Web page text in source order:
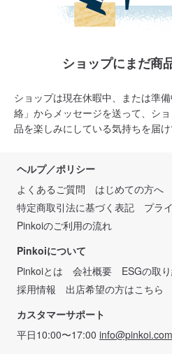
ショップにまだ商
ショップは現在休暇中、または準
絡」からメッセージを送って、シ
品を楽しみにしている気持ちを届
ヘルプ／ポリシー
よくあるご質問
はじめての方へ
特定商取引法に基づく表記
プラ
Pinkoiのご利用の流れ
Pinkoiについて
Pinkoiとは
会社概要 ESGの取
採用情報
出店希望の方はこちら
カスタマーサポート
平日10:00〜17:00 info@pinkoi.com